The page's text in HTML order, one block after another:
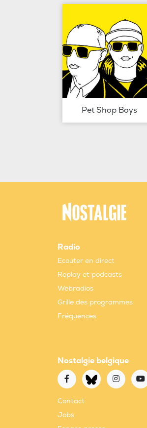
Pet Shop Boys
Radio
Ecouter en direct
Replay et podcasts
Webradios
Grille des programmes
Fréquences
Nostalgie belgique
Contact
Jobs